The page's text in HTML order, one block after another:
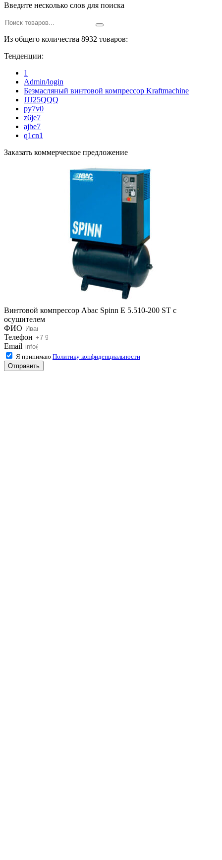
Введите несколько слов для поиска
Из общего количества 8932 товаров:
Тенденции:
1
Admin/login
Безмасляный винтовой компрессор Kraftmaсhine
JJJ25QQQ
py7v0
z6je7
ajbe7
q1cn1
Заказать коммерческое предложение
Винтовой компрессор Abac Spinn E 5.510-200 ST с
осушителем
ФИО
Телефон
Email
Я принимаю Политику конфиденциальности
Отправить